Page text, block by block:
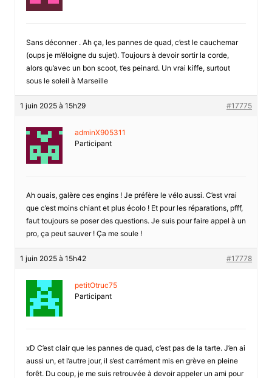
Sans déconner . Ah ça, les pannes de quad, c’est le cauchemar
(oups je m’éloigne du sujet). Toujours à devoir sortir la corde,
alors qu’avec un bon scoot, t’es peinard. Un vrai kiffe, surtout
sous le soleil à Marseille
1 juin 2025 à 15h29 #17775
adminX905311
Participant
Ah ouais, galère ces engins ! Je préfère le vélo aussi. C’est vrai
que c’est moins chiant et plus écolo ! Et pour les réparations, pfff,
faut toujours se poser des questions. Je suis pour faire appel à un
pro, ça peut sauver ! Ça me soule !
1 juin 2025 à 15h42 #17778
petitOtruc75
Participant
xD C’est clair que les pannes de quad, c’est pas de la tarte. J’en ai
aussi un, et l’autre jour, il s’est carrément mis en grève en pleine
forêt. Du coup, je me suis retrouvée à devoir appeler un ami pour